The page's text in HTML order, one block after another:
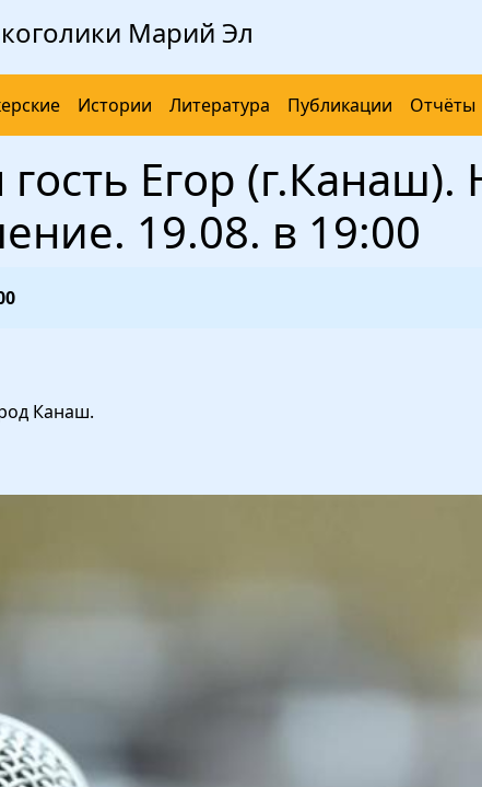
Марий Эл
Истории Литература Публикации Отчёты
Егор (г.Канаш).
19.08. в 19:00
Канаш.